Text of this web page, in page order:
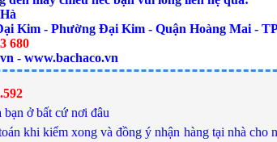
Kim - Phường Đại Kim - Quận Hoàng Mai -
680
- www.bachaco.vn
bạn ở bất cứ nơi đâu
khi kiểm xong và đồng ý nhận hàng tại nhà cho